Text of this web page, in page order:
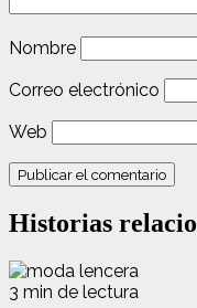
Nombre
Correo electrónico
Web
Historias
3 min de lectura